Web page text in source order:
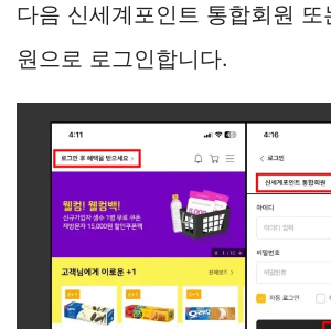
다음 신세계포인트 통합회원 또
원으로 로그인합니다.